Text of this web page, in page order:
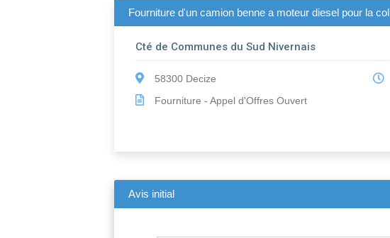
Fourniture d'un camion benne a moteur diesel pour la
Cté de Communes du Sud Nivernais
58300 Decize
Fourniture - Appel d'Offres Ouvert
Avis initial